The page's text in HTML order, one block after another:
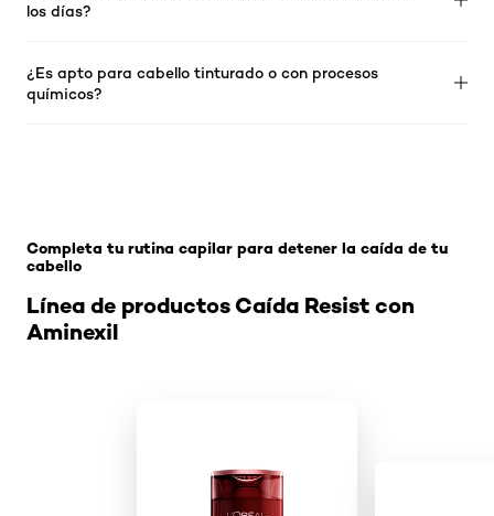
los días?
¿Es apto para cabello tinturado o con procesos
químicos?
Línea de productos Caída Resist con
Aminexil
Completa tu rutina capilar para detener la caída de tu
cabello